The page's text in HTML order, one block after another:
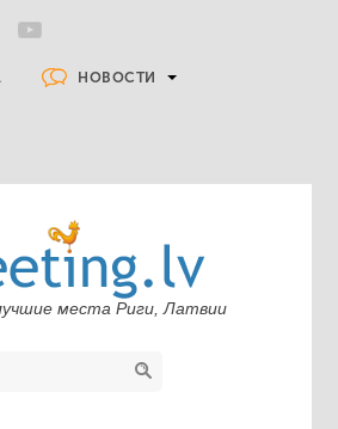
НОВОСТИ
места Риги, Латвии